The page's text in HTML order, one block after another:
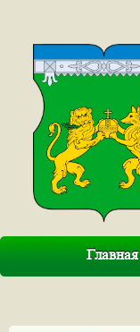
Главная